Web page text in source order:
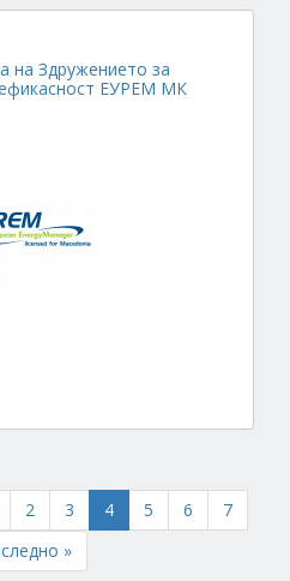
на Здружението за
ефикасност ЕУРЕМ МК
2 3 4 5 6
7
»